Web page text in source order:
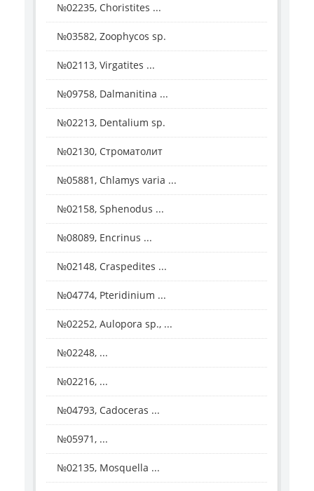
№02235, Choristites ...
№03582, Zoophycos sp.
№02113, Virgatites ...
№09758, Dalmanitina ...
№02213, Dentalium sp.
№02130, Строматолит
№05881, Chlamys varia ...
№02158, Sphenodus ...
№08089, Encrinus ...
№02148, Craspedites ...
№04774, Pteridinium ...
№02252, Aulopora sp., ...
№02248, ...
№02216, ...
№04793, Cadoceras ...
№05971, ...
№02135, Mosquella ...